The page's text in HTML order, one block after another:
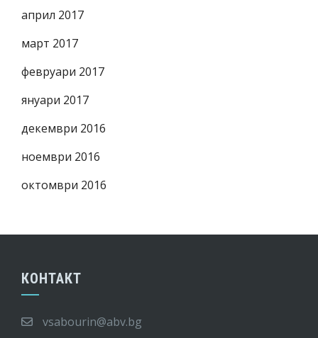
април 2017
март 2017
февруари 2017
януари 2017
декември 2016
ноември 2016
октомври 2016
КОНТАКТ
vsabourin@abv.bg